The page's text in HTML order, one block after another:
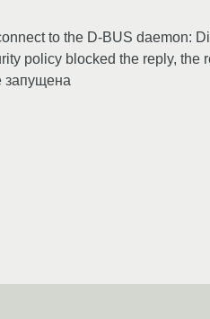
to the D-BUS daemon:
policy blocked the reply, the
запущена